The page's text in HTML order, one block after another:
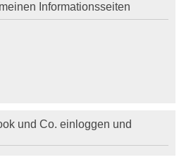
e
Informationsseiten
und Co. einloggen und